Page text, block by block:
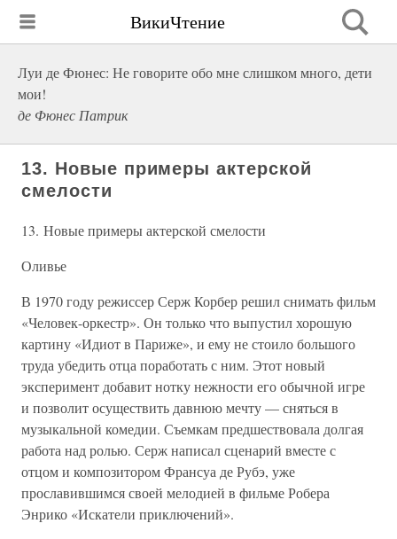
ВикиЧтение
Луи де Фюнес: Не говорите обо мне слишком много, дети
мои!
де Фюнес Патрик
13. Новые примеры актерской
смелости
13. Новые примеры актерской смелости
Оливье
В 1970 году режиссер Серж Корбер решил снимать фильм
«Человек-оркестр». Он только что выпустил хорошую
картину «Идиот в Париже», и ему не стоило большого
труда убедить отца поработать с ним. Этот новый
эксперимент добавит нотку нежности его обычной игре
и позволит осуществить давнюю мечту — сняться в
музыкальной комедии. Съемкам предшествовала долгая
работа над ролью. Серж написал сценарий вместе с
отцом и композитором Франсуа де Рубэ, уже
прославившимся своей мелодией в фильме Робера
Энрико «Искатели приключений».